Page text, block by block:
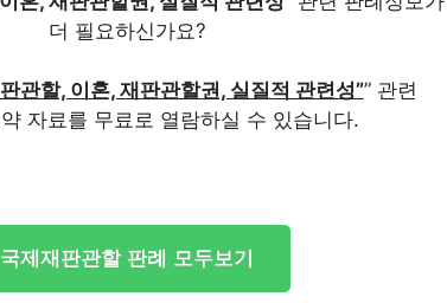
더 필요하신가요?
관할, 이혼, 재판관할권, 실질적 관련성”” 관련
자료를 무료로 열람하실 수 있습니다.
국제재판관할 판례 모두보기